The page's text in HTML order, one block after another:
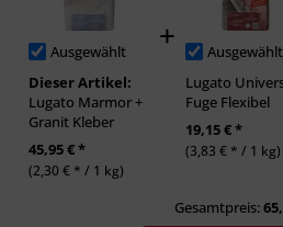
Ausgewählt
Dieser Artikel:
Lugato Marmor +
Granit Kleber
45,95 € *
(2,30 € * / 1 kg)
Ausgewählt
Lugato
Fuge Flexibel
19,15 € *
(3,83 € * / 1 kg)
Gesamtpreis: